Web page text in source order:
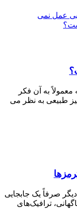
به آن فکر
طبیعی به نظر می
سال ۲۰۲۶، رانندگی دیگر صرفاً یک جابجایی
ترافیک‌های